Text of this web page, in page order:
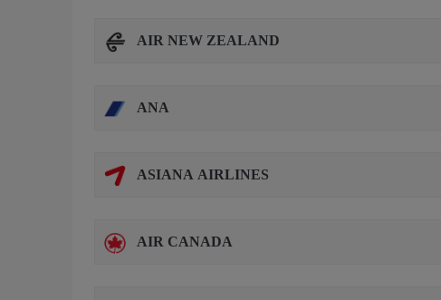
AIR NEW ZEALAND
ANA
ASIANA AIRLINES
AIR CANADA